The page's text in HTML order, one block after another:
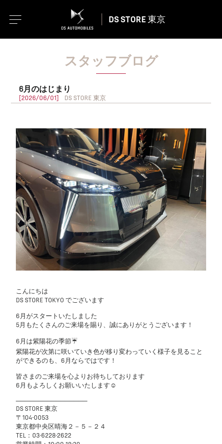
DS STORE 東京
スタッフブログ
6月のはじまり
[2026/06/01] DS STORE 東京
こんにちは
DS STORE TOKYO でございます
6月がスタートいたしました
5月もたくさんのご来場を賜り、誠にありがとうございます！
6月は紫陽花の季節☔️
紫陽花が次第に咲いていき色が移り変わっていく様子を見ること
ができるのも、6月ならではです！
皆さまのご来場を心よりお待ちしております
6月もよろしくお願いいたします☺️
────────────────
DS STORE 東京
〒104-0053
東京都中央区晴海２－５－２４
TEL：03-6228-2622